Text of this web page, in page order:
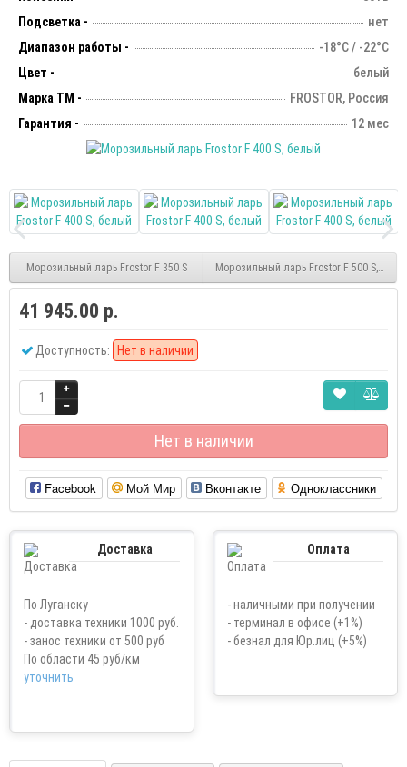
Подсветка -
нет
Диапазон работы -
-18°С / -22°С
Цвет -
белый
Марка ТМ -
FROSTOR, Россия
Гарантия -
12 мес
Морозильный ларь Frostor F 350 S Морозильный ларь Frostor F 500 S,
41 945.00 р.
Доступность: Нет в наличии
Нет в наличии
Facebook Мой Мир Вконтакте Одноклассники
Доставка
По Луганску
- доставка техники 1000 руб.
- занос техники от 500 руб
По области 45 руб/км
уточнить
Оплата
- наличными при получении
- терминал в офисе (+1%)
- безнал для Юр.лиц (+5%)